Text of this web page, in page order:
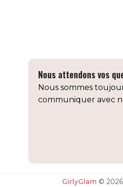
Nous attendons vos
Nous sommes
communiquer avec
GirlyGlam ©